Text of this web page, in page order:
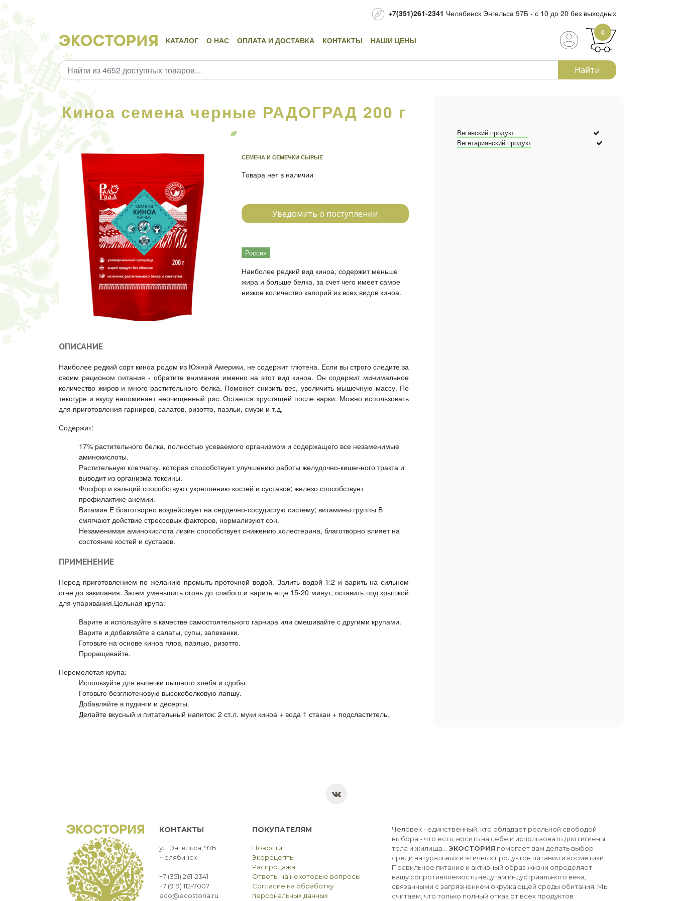
+7(351)261-2341 Челябинск Энгельса 97Б - с 10 до 20 без выходных
КАТАЛОГ О НАС ОПЛАТА И ДОСТАВКА КОНТАКТЫ НАШИ ЦЕНЫ
0
Найти
Киноа семена черные РАДОГРАД 200 г
СЕМЕНА И СЕМЕЧКИ СЫРЫЕ
Товара нет в наличии
Уведомить о поступлении
Россия
Наиболее редкий вид киноа, содержит меньше
жира и больше белка, за счет чего имеет самое
низкое количество калорий из всех видов киноа.
ОПИСАНИЕ
Наиболее редкий сорт киноа родом из Южной Америки, не содержит глютена. Если вы строго следите за
своим рационом питания - обратите внимание именно на этот вид киноа. Он содержит минимальное
количество жиров и много растительного белка. Поможет снизить вес, увеличить мышечную массу. По
текстуре и вкусу напоминает неочищенный рис. Остается хрустящей после варки. Можно использовать
для приготовления гарниров, салатов, ризотто, паэльи, смузи и т.д.
Содержит:
17% растительного белка, полностью усеваемого организмом и содержащего все незаменимые
аминокислоты.
Растительную клетчатку, которая способствует улучшению работы желудочно-кишечного тракта и
выводит из организма токсины.
Фосфор и кальций способствуют укреплению костей и суставов; железо способствует
профилактике анемии.
Витамин Е благотворно воздействует на сердечно-сосудистую систему; витамины группы В
смягчают действие стрессовых факторов, нормализуют сон.
Незаменимая аминокислота лизин способствует снижению холестерина, благотворно влияет на
состояние костей и суставов.
ПРИМЕНЕНИЕ
Перед приготовлением по желанию промыть проточной водой. Залить водой 1:2 и варить на сильном
огне до закипания. Затем уменьшить огонь до слабого и варить еще 15-20 минут, оставить под крышкой
для упаривания.Цельная крупа:
Варите и используйте в качестве самостоятельного гарнира или смешивайте с другими крупами.
Варите и добавляйте в салаты, супы, запеканки.
Готовьте на основе киноа плов, паэлью, ризотто.
Проращивайте.
Перемолотая крупа:
Используйте для выпечки пышного хлеба и сдобы.
Готовьте безглютеновую высокобелковую лапшу.
Добавляйте в пудинги и десерты.
Делайте вкусный и питательный напиток: 2 ст.л. муки киноа + вода 1 стакан + подсластитель.
Веганский продукт
Вегетарианский продукт
КОНТАКТЫ
ул. Энгельса, 97Б
Челябинск
+7 (351) 261-2341
+7 (919) 112-7007
eco@ecostoria.ru
ПОКУПАТЕЛЯМ
Новости
Экорецепты
Распродажа
Ответы на некоторые вопросы
Согласие на обработку
персональных данных
Человек - единственный, кто обладает реальной свободой
выбора - что есть, носить на себе и использовать для гигиены
тела и жилища... ЭКОСТОРИЯ помогает вам делать выбор
среди натуральных и этичных продуктов питания и косметики.
Правильное питание и активный образ жизни определяет
вашу сопротивляемость недугам индустриального века,
связанными с загрязнением окружающей среды обитания. Мы
считаем, что только полный отказ от всех продуктов